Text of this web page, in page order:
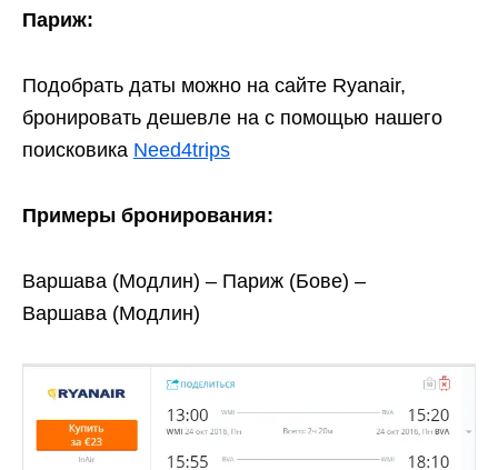
Париж:
Подобрать даты можно на сайте Ryanair,
бронировать дешевле на c помощью нашего
поисковика Need4trips
Примеры бронирования:
Варшава (Модлин) – Париж (Бове) –
Варшава (Модлин)